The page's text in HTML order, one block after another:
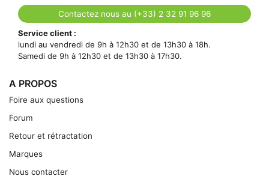
Contactez nous au (+33) 2 32 91 96 96
Service client :
lundi au vendredi de 9h à 12h30 et de 13h30 à 18h.
Samedi de 9h à 12h30 et de 13h30 à 17h30.
A PROPOS
Foire aux questions
Forum
Retour et rétractation
Marques
Nous contacter